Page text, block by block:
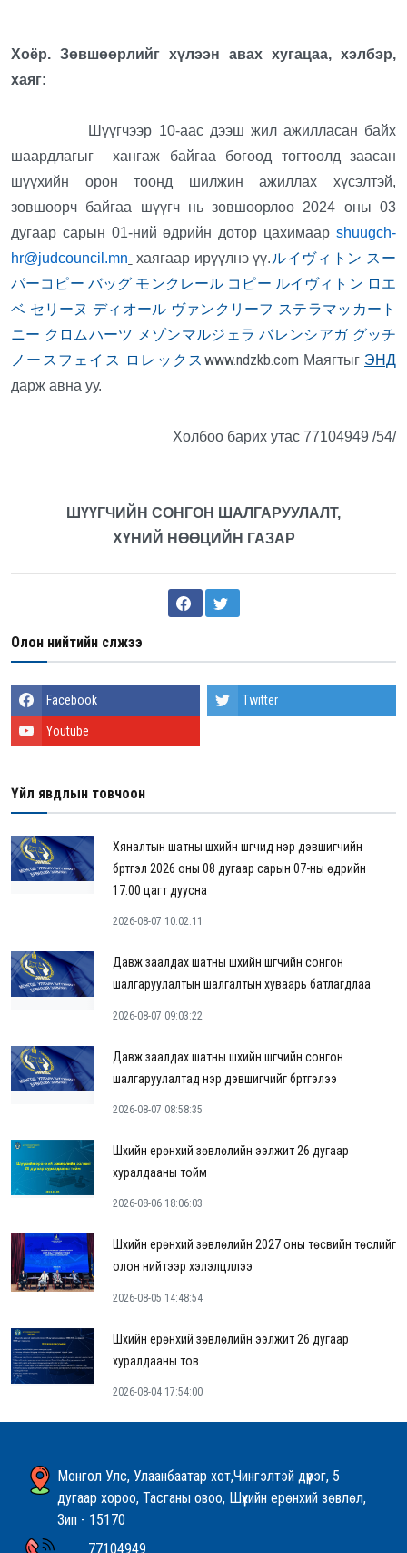
Хоёр. Зөвшөөрлийг хүлээн авах хугацаа, хэлбэр,
хаяг:
Шүүгчээр 10-аас дээш жил ажилласан байх
шаардлагыг хангаж байгаа бөгөөд тогтоолд заасан
шүүхийн орон тоонд шилжин ажиллах хүсэлтэй,
зөвшөөрч байгаа шүүгч нь зөвшөөрлөө 2024 оны 03
дугаар сарын 01-ний өдрийн дотор цахимаар shuugch-
hr@judcouncil.mn хаягаар ирүүлнэ үү.ルイヴィトン スー
パーコピー バッグ モンクレール コピー ルイヴィトン ロエ
ベ セリーヌ ディオール ヴァンクリーフ ステラマッカート
ニー クロムハーツ メゾンマルジェラ バレンシアガ グッチ
ノースフェイス ロレックス www.ndzkb.com Маягтыг ЭНД
дарж авна уу.
Холбоо барих утас 77104949 /54/
ШҮҮГЧИЙН СОНГОН ШАЛГАРУУЛАЛТ,
ХҮНИЙ НӨӨЦИЙН ГАЗАР
Олон нийтийн сүлжээ
Facebook Twitter
Youtube
Үйл явдлын товчоон
Хяналтын шатны шүүхийн шүүгчид нэр дэвшигчийн
бүртгэл 2026 оны 08 дугаар сарын 07-ны өдрийн
17:00 цагт дуусна
2026-08-07 10:02:11
Давж заалдах шатны шүүхийн шүүгчийн сонгон
шалгаруулалтын шалгалтын хуваарь батлагдлаа
2026-08-07 09:03:22
Давж заалдах шатны шүүхийн шүүгчийн сонгон
шалгаруулалтад нэр дэвшигчийг бүртгэлээ
2026-08-07 08:58:35
Шүүхийн ерөнхий зөвлөлийн ээлжит 26 дугаар
хуралдааны тойм
2026-08-06 18:06:03
Шүүхийн ерөнхий зөвлөлийн 2027 оны төсвийн төслийг
олон нийтээр хэлэлцүүллээ
2026-08-05 14:48:54
Шүүхийн ерөнхий зөвлөлийн ээлжит 26 дугаар
хуралдааны тов
2026-08-04 17:54:00
Монгол Улс, Улаанбаатар хот,Чингэлтэй дүүрэг, 5
дугаар хороо, Тасганы овоо, Шүүхийн ерөнхий зөвлөл,
Зип - 15170
77104949